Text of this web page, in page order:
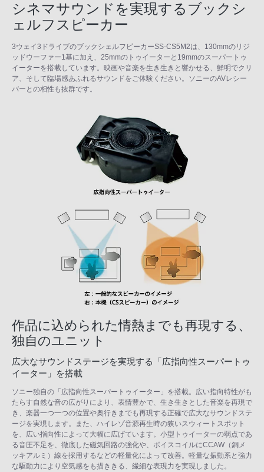
シネマサウンドを実現するブックシ
ェルフスピーカー
3ウェイ3ドライブのブックシェルフピーカーSS-CS5M2は、130mmのリジ
ッドウーファー1基に加え、25mmのトゥイーターと19mmのスーパートゥ
イーターを搭載しています。映画や音楽を生き生きと響かせる、鮮明でクリ
ア、そして臨場感あふれるサウンドをご体験ください。ソニーのAVレシー
バーとの相性も抜群です。
作品に込められた情熱までも再現する、
独自のユニット
広大なサウンドステージを実現する「広指向性スーパートゥ
イーター」を搭載
ソニー独自の「広指向性スーパートゥイーター」を搭載。広い指向特性がも
たらす自然な音の広がりにより、表情豊かで、生き生きとした音楽を再現で
き、楽器一つ一つの位置や奥行きまでも再現する正確で広大なサウンドステ
ージを実現します。また、ハイレゾ音源再生時の狭いスウィートスポット
を、広い指向性によって大幅に広げています。小型トゥイーターの弱点であ
る音圧不足を、徹底した磁気回路の強化や、ボイスコイルにCCAW（銅メ
ッキアルミ）線を採用するなどの軽量化によって改善。軽量な振動系と強力
な駆動力により空気感をも描ききる、繊細な表現力を実現しました。